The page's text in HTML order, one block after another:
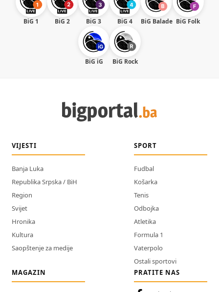
BiG 1 BiG 2 BiG 3 BiG 4 BiG Balade BiG Folk
BiG iG BiG Rock
VIJESTI
Banja Luka
Republika Srpska / BiH
Region
Svijet
Hronika
Kultura
Saopštenje za medije
SPORT
Fudbal
Košarka
Tenis
Odbojka
Atletika
Formula 1
Vaterpolo
Ostali sportovi
MAGAZIN
PRATITE NAS